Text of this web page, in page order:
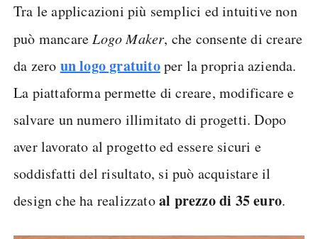
Tra le applicazioni più semplici ed intuitive non
può mancareLogo Maker, che consente di creare
da zero un logo gratuitoper la propria azienda.
La piattaforma permette di creare, modificare e
salvare un numero illimitato di progetti. Dopo
aver lavorato al progetto ed essere sicuri e
soddisfatti del risultato, si può acquistare il
design che ha realizzatoal prezzo di 35 euro.